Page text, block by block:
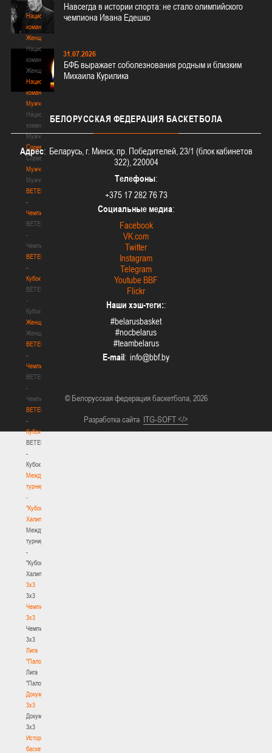
3х3
Национальная
команда.
Женщины
Национальная
команда.
Женщины
Национальная
команда.
Мужчины
Национальная
команда.
Мужчины
Соревнования
Соревнования
Мужчины
Мужчины
BETERA
-
Чемпионат
BETERA
-
Чемпионат
BETERA
-
Кубок
BETERA
-
Кубок
Женщины
Женщины
BETERA
-
Чемпионат
BETERA
-
Чемпионат
BETERA
-
Кубок
BETERA
-
Кубок
Международный
турнир
-
"Кубок
Халипского"
Международный
турнир
-
"Кубок
Халипского"
3x3
3x3
Чемпионат
3х3
Чемпионат
3х3
Лига
"Палова"
Лига
"Палова"
Документы
3х3
Документы
3х3
История
баскетбола
Навсегда в истории спорта: не стало олимпийского
чемпиона Ивана Едешко
31.07.2026
БФБ выражает соболезнования родным и близким
Михаила Курилика
БЕЛОРУССКАЯ ФЕДЕРАЦИЯ БАСКЕТБОЛА
Адрес: Беларусь, г. Минск, пр. Победителей, 23/1 (блок кабинетов
322), 220004
Телефоны:
+375 17 282 76 73
Социальные медиа:
Facebook
VK.com
Twitter
Instagram
Telegram
Youtube BBF
Flickr
Наши хэш-теги::
#belarusbasket
#nocbelarus
#teambelarus
E-mail:
© Белорусская федерация баскетбола, 2026
Разработка сайта ITG-SOFT </>